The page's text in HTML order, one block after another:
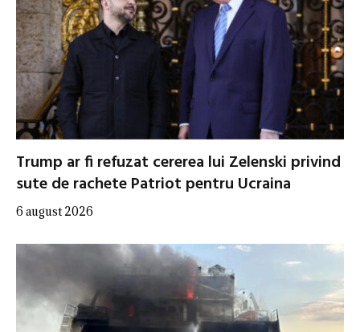
Trump ar fi refuzat cererea lui Zelenski privind
sute de rachete Patriot pentru Ucraina
6 august 2026